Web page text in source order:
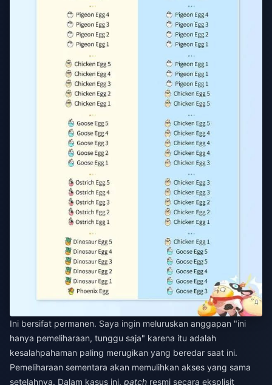
Ini bersifat permanen. Saya ingin meluruskan anggapan "ini
hanya pemeliharaan, tunggu saja" karena itu adalah
kesalahpahaman paling merugikan yang beredar saat ini.
Pemeliharaan sementara akan memulihkan akses yang sama
setelahnya. Dalam kasus ini, patch resmi secara eksplisit